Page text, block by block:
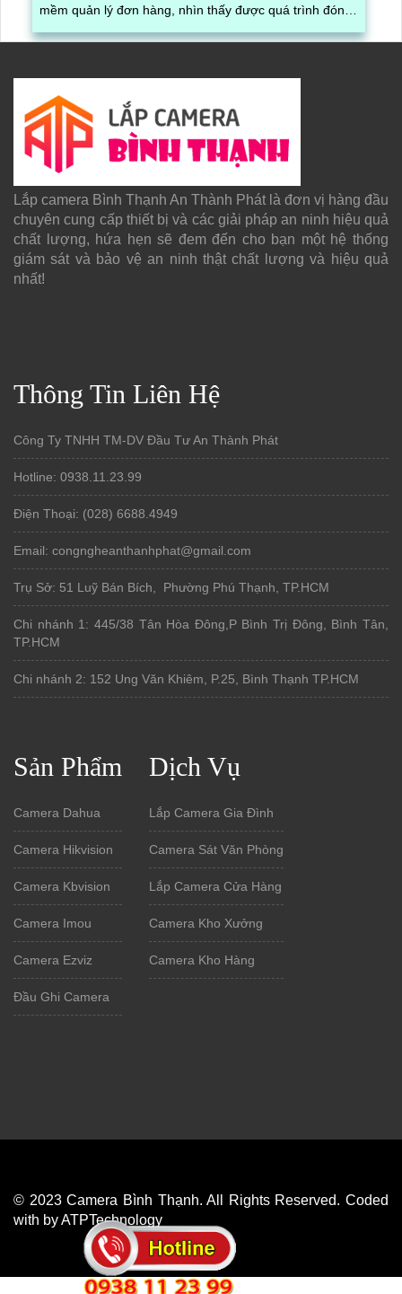
mềm quản lý đơn hàng, nhìn thấy được quá trình đóng
được ghi lại một cách dễ dàng
Lắp camera Bình Thạnh An Thành Phát là đơn vị hàng đầu
chuyên cung cấp thiết bị và các giải pháp an ninh hiệu quả
chất lượng, hứa hẹn sẽ đem đến cho bạn một hệ thống
giám sát và bảo vệ an ninh thật chất lượng và hiệu quả
nhất!
Thông Tin Liên Hệ
Công Ty TNHH TM-DV Đầu Tư An Thành Phát
Hotline: 0938.11.23.99
Điện Thoại: (028) 6688.4949
Email: congngheanthanhphat@gmail.com
Trụ Sở: 51 Luỹ Bán Bích, Phường Phú Thạnh, TP.HCM
Chi nhánh 1: 445/38 Tân Hòa Đông,P Bình Trị Đông, Bình Tân,
TP.HCM
Chi nhánh 2: 152 Ung Văn Khiêm, P.25, Bình Thạnh TP.HCM
Sản Phẩm
Camera Dahua
Camera Hikvision
Camera Kbvision
Camera Imou
Camera Ezviz
Đầu Ghi Camera
Dịch Vụ
Lắp Camera Gia Đình
Camera Sát Văn Phòng
Lắp Camera Cửa Hàng
Camera Kho Xưởng
Camera Kho Hàng
© 2023 Camera Bình Thạnh. All Rights Reserved. Coded
with by ATPTechnology